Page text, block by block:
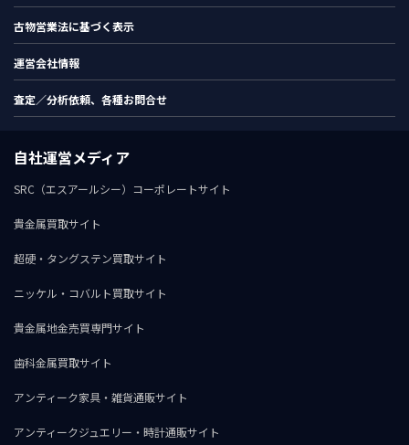
古物営業法に基づく表示
運営会社情報
査定／分析依頼、各種お問合せ
自社運営メディア
SRC（エスアールシー）コーポレートサイト
貴金属買取サイト
超硬・タングステン買取サイト
ニッケル・コバルト買取サイト
貴金属地金売買専門サイト
歯科金属買取サイト
アンティーク家具・雑貨通販サイト
アンティークジュエリー・時計通販サイト